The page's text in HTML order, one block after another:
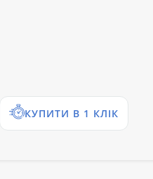
КУПИТИ В 1 КЛІК